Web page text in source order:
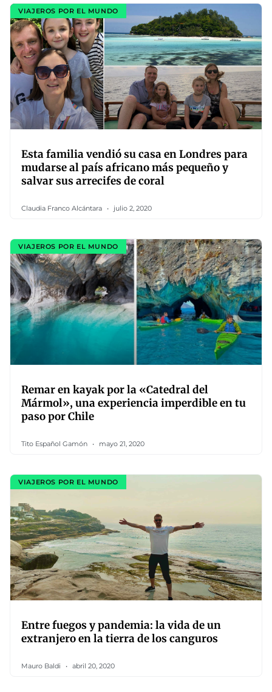
VIAJEROS POR EL MUNDO
Esta familia vendió su casa en Londres para
mudarse al país africano más pequeño y
salvar sus arrecifes de coral
Claudia Franco Alcántara julio 2, 2020
VIAJEROS POR EL MUNDO
Remar en kayak por la «Catedral del
Mármol», una experiencia imperdible en tu
paso por Chile
Tito Español Gamón mayo 21, 2020
VIAJEROS POR EL MUNDO
Entre fuegos y pandemia: la vida de un
extranjero en la tierra de los canguros
Mauro Baldi abril 20, 2020